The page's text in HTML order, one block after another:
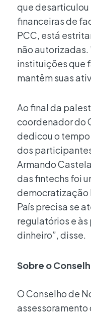
que
financeiras de
PCC, está
não autorizadas.
instituições que
mantêm suas
Ao final da
coordenador do
dedicou o
dos
Armando
das fintechs foi
democratização
País precisa se
regulatórios e
dinheiro”, disse.
Sobre o
O Conselho de